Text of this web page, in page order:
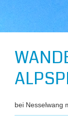
bei Nesselwang